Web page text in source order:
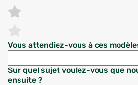
Vous attendiez-vous à ces
Sur quel sujet voulez-vous que
ensuite ?